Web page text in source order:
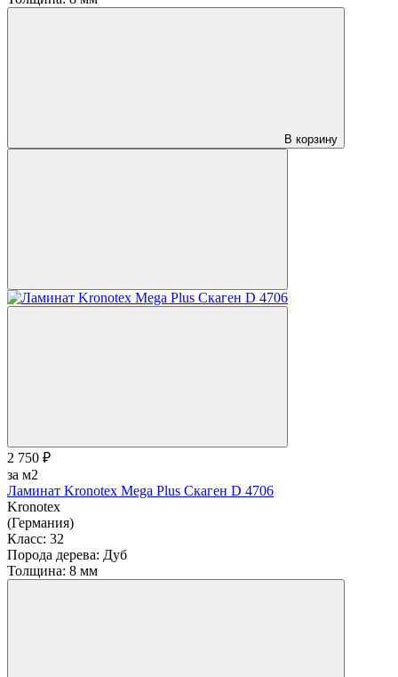
В корзину
2 750 ₽
за м2
Ламинат Kronotex Mega Plus Скаген D 4706
Kronotex
(Германия)
Класс: 32
Порода дерева: Дуб
Толщина: 8 мм